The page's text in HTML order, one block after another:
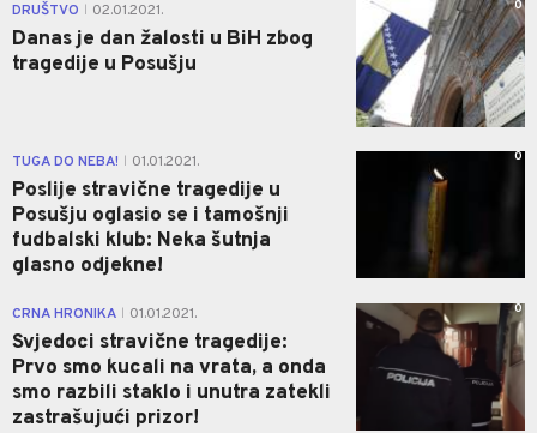
DRUŠTVO 02.01.2021.
Danas je dan žalosti u BiH zbog
tragedije u Posušju
0
TUGA DO NEBA! 01.01.2021.
Poslije stravične tragedije u
Posušju oglasio se i tamošnji
fudbalski klub: Neka šutnja
glasno odjekne!
0
CRNA HRONIKA 01.01.2021.
Svjedoci stravične tragedije:
Prvo smo kucali na vrata, a onda
smo razbili staklo i unutra zatekli
zastrašujući prizor!
0